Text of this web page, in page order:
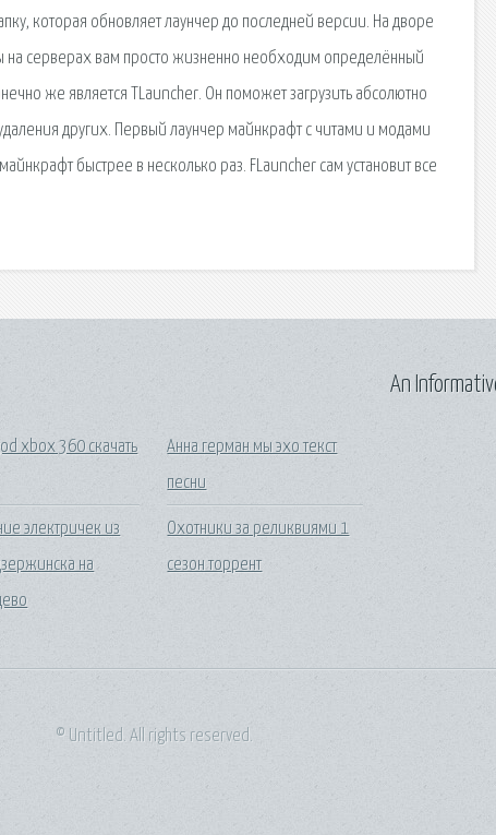
которая обновляет лаунчер до последней версии. На дворе
на серверах вам просто жизненно необходим определённый
же является TLauncher. Он поможет загрузить абсолютно
других. Первый лаунчер майнкрафт с читами и модами
быстрее в несколько раз. FLauncher сам установит все
xbox 360 скачать
электричек из
на
Анна герман мы эхо текст
песни
Охотники за реликвиями 1
сезон торрент
An
© Untitled. All rights reserved.